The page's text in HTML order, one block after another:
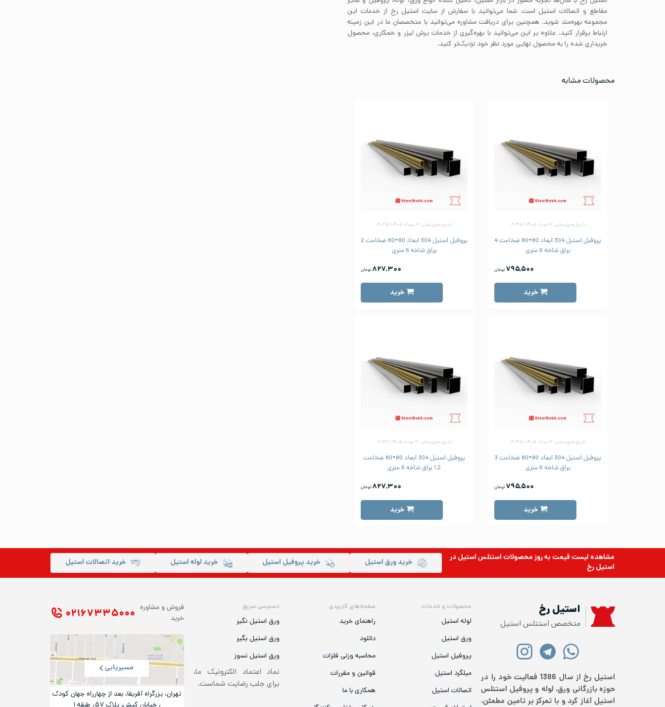
مقاطع و اتصالات استیل است. شما می‌توانید با سفارش از سایت استیل رخ از خدمات این
مجموعه بهره‌مند شوید. همچنین برای دریافت مشاوره می‌توانید با متخصصان ما در این زمینه
ارتباط برقرار کنید. علاوه بر این می‌توانید با بهره‌گیری از خدمات برش لیزر و خمکاری، محصول
خریداری شده را به محصول نهایی مورد نظر خود نزدیک‌تر کنید.
محصولات مشابه
تاریخ به‌روزرسانی: ۱۲ مرداد ۱۴۰۵ | ۱۶:۳۵
پروفیل استیل 304 ابعاد 80*80 ضخامت 4
براق شاخه 6 متری
۷۹۵,۵۰۰ تومان
خرید
تاریخ به‌روزرسانی: ۱۲ مرداد ۱۴۰۵ | ۱۶:۳۵
پروفیل استیل 304 ابعاد 80*80 ضخامت 2
براق شاخه 6 متری
۸۲۷,۳۰۰ تومان
خرید
تاریخ به‌روزرسانی: ۱۲ مرداد ۱۴۰۵ | ۱۶:۳۵
پروفیل استیل 304 ابعاد 80*80 ضخامت 3
براق شاخه 6 متری
۷۹۵,۵۰۰ تومان
خرید
تاریخ به‌روزرسانی: ۱۲ مرداد ۱۴۰۵ | ۱۶:۳۶
پروفیل استیل 304 ابعاد 80*80 ضخامت
1.2 براق شاخه 6 متری
۸۲۷,۳۰۰ تومان
خرید
مشاهده لیست قیمت به روزمحصولات استنلس استیلدر
استیل رخ
خرید ورق استیل خرید پروفیل استیل خرید لوله استیل خرید اتصالات استیل
استیل رخ
متخصص استنلس استیل
استیل رخ از سال 1386 فعالیت خود را در
حوزه بازرگانی ورق، لوله و پروفیل استنلس
استیل آغاز کرد و با تمرکز بر تامین مطمئن،
محصولات و خدمات
لوله استیل
ورق استیل
پروفیل استیل
میلگرد استیل
اتصالات استیل
صفحه‌های کاربردی
راهنمای خرید
دانلود
محاسبه وزنی فلزات
قوانین و مقررات
همکاری با ما
دسترسی سریع
ورق استیل نگیر
ورق استیل بگیر
ورق استیل نسوز
نماد اعتماد الکترونیک ما،
برای جلب رضایت شماست.
فروش و مشاوره
خرید
۰۲۱ ۶۷۳۳۵۰۰۰
مسیریابی
تهران، بزرگراه آفریقا، بعد از چهارراه جهان کودک